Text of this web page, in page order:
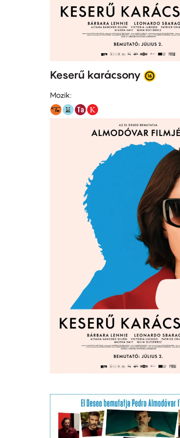
Keserű karácsony
Mozik: